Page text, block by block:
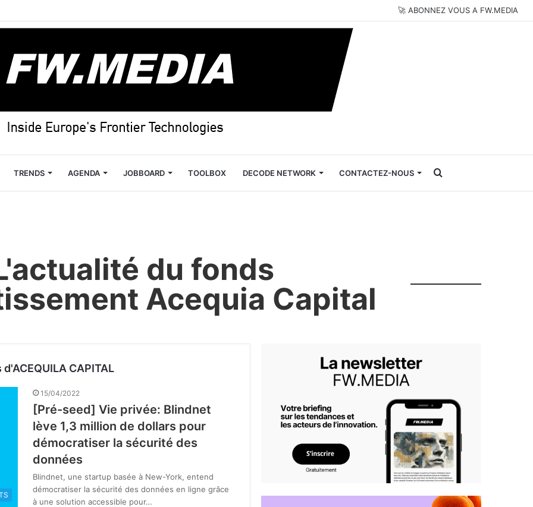
🚀 ABONNEZ VOUS A FW.MEDIA
TRENDS AGENDA JOBBOARD TOOLBOX DECODE NETWORK CONTACTEZ-NOUS Rechercher
du fonds
Acequia Capital
CAPITAL
15/04/2022
[Pré-seed] Vie privée: Blindnet
lève 1,3 million de dollars pour
démocratiser la sécurité des
données
Blindnet, une startup basée à New-York, entend
démocratiser la sécurité des données en ligne grâce
à une solution accessible pour…